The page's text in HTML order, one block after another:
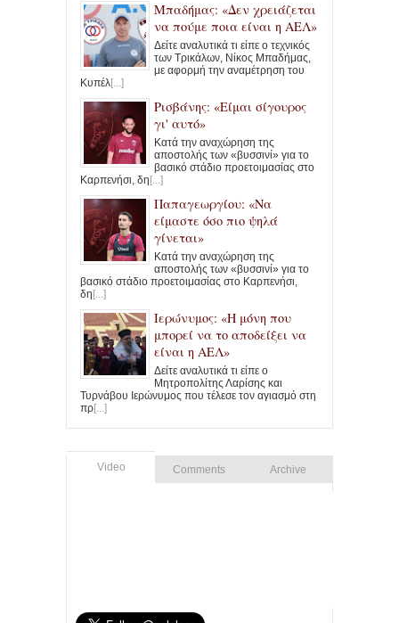
Μπαδήμας: «Δεν χρειάζεται
να πούμε ποια είναι η ΑΕΛ»
Δείτε αναλυτικά τι είπε ο τεχνικός
των Τρικάλων, Νίκος Μπαδήμας,
με αφορμή την αναμέτρηση του
Κυπέλ[...]
Ρισβάνης: «Είμαι σίγουρος
γι' αυτό»
Κατά την αναχώρηση της
αποστολής των «βυσσινί» για το
βασικό στάδιο προετοιμασίας στο
Καρπενήσι, δη [...]
Παπαγεωργίου: «Να
είμαστε όσο πιο ψηλά
γίνεται»
Κατά την αναχώρηση της
αποστολής των «βυσσινί» για το
βασικό στάδιο προετοιμασίας στο Καρπενήσι,
δη [...]
Ιερώνυμος: «Η μόνη που
μπορεί να το αποδείξει να
είναι η ΑΕΛ»
Δείτε αναλυτικά τι είπε ο
Μητροπολίτης Λαρίσης και
Τυρνάβου Ιερώνυμος που τέλεσε τον αγιασμό στη
πρ[...]
Video Comments Archive